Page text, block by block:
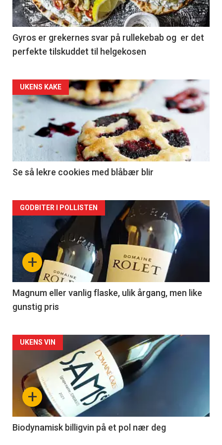
Gyros er grekernes svar på rullekebab og er det
perfekte tilskuddet til helgekosen
Forsiden
akkurat
nå
2
UKENS KAKE
Se så lekre cookies med blåbær blir
Forsiden
akkurat
nå
3
+
GODBITER I POLLISTEN
Magnum eller vanlig flaske, ulik årgang, men like
gunstig pris
Forsiden
akkurat
nå
4
+
UKENS VIN
Biodynamisk billigvin på et pol nær deg